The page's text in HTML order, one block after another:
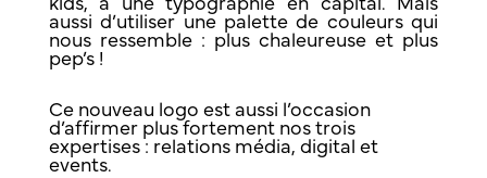
kids, à une typographie en capital. Mais
aussi d’utiliser une palette de couleurs qui
nous ressemble : plus chaleureuse et plus
pep’s !
Ce nouveau logo est aussi l’occasion
d’affirmer plus fortement nos trois
expertises : relations média, digital et
events.